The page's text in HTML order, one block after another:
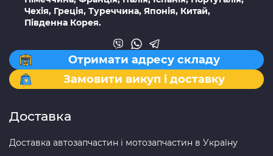
Чехія, Греція, Туреччина, Японія, Китай,
Південна Корея.
Отримати адресу складу
Замовити викуп і доставку
Доставка
Доставка автозапчастин і мотозапчастин в Україну